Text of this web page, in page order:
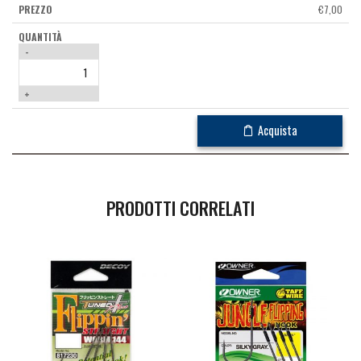
€7,00
-
+
Acquista
PRODOTTI CORRELATI